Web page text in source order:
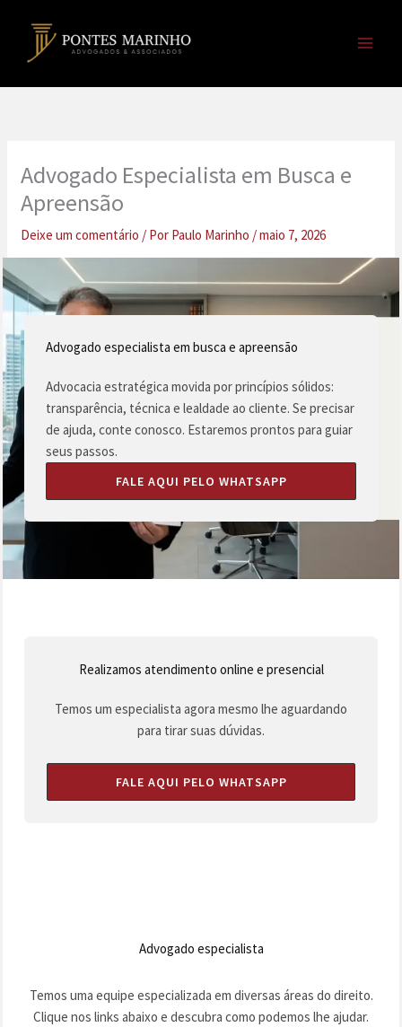
Advogado Especialista em Busca e
Apreensão
Deixe um comentário / Por Paulo Marinho /maio 7, 2026
Advogado especialista em busca e apreensão
Advocacia estratégica movida por princípios sólidos:
transparência, técnica e lealdade ao cliente. Se precisar
de ajuda, conte conosco. Estaremos prontos para guiar
seus passos.
FALE AQUI PELO WHATSAPP
Realizamos atendimento online e presencial
Temos um especialista agora mesmo lhe aguardando
para tirar suas dúvidas.
FALE AQUI PELO WHATSAPP
Advogado especialista
Temos uma equipe especializada em diversas áreas do direito.
Clique nos links abaixo e descubra como podemos lhe ajudar.